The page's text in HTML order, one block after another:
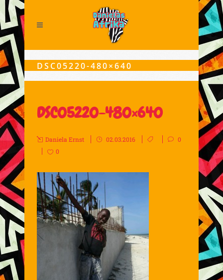
DSC05220-480×640
DSC05220-480×640
Daniela Ernst 02.03.2016
0
0